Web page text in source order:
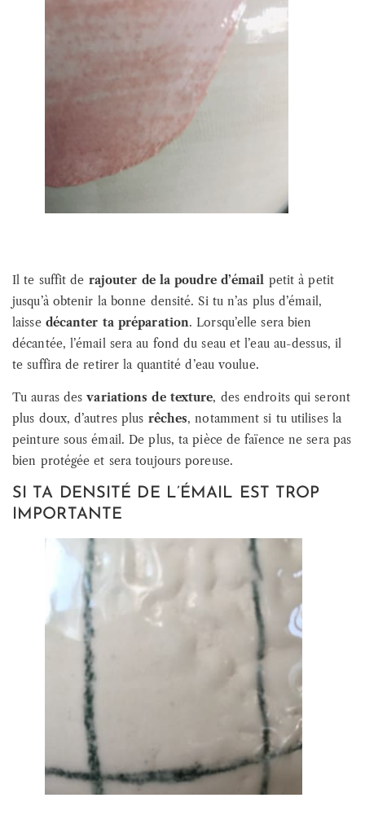
Il te suffit de rajouter de la poudre d’émail petit à petit
jusqu’à obtenir la bonne densité. Si tu n’as plus d’émail,
laissedécanter ta préparation. Lorsqu’elle sera bien
décantée, l’émail sera au fond du seau et l’eau au-dessus, il
te suffira de retirer la quantité d’eau voulue.
Tu auras desvariations de texture, des endroits qui seront
plus doux, d’autres plus rêches, notamment si tu utilises la
peinture sous émail. De plus, ta pièce de faïence ne sera pas
bien protégée et sera toujours poreuse.
SI TA DENSITÉ DE L’ÉMAIL EST TROP
IMPORTANTE